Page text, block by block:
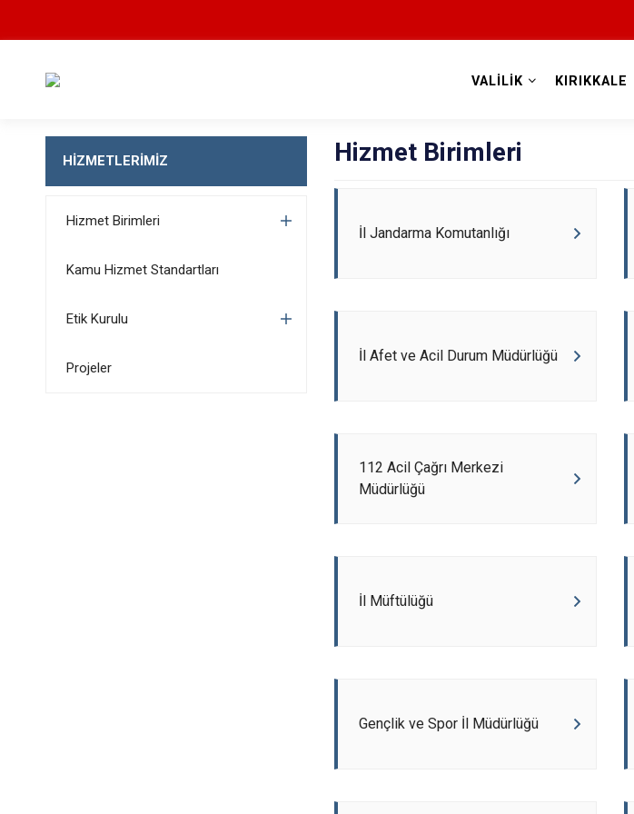
VALİLİK KIRIKKALE
HİZMETLERİMİZ
Hizmet Birimleri
Kamu Hizmet Standartları
Etik Kurulu
Projeler
Hizmet Birimleri
İl Jandarma Komutanlığı
İl Afet ve Acil Durum Müdürlüğü
112 Acil Çağrı Merkezi
Müdürlüğü
İl Müftülüğü
Gençlik ve Spor İl Müdürlüğü